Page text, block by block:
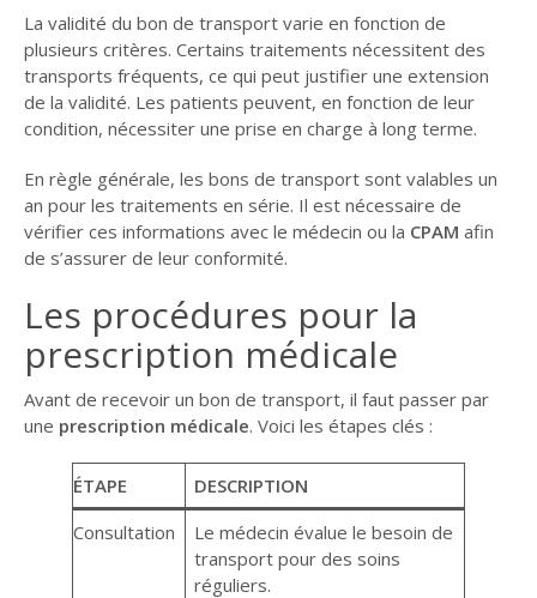
La validité du bon de transport varie en fonction de
plusieurs critères. Certains traitements nécessitent des
transports fréquents, ce qui peut justifier une extension
de la validité. Les patients peuvent, en fonction de leur
condition, nécessiter une prise en charge à long terme.
En règle générale, les bons de transport sont valables un
an pour les traitements en série. Il est nécessaire de
vérifier ces informations avec le médecin ou la CPAM afin
de s’assurer de leur conformité.
Les procédures pour la
prescription médicale
Avant de recevoir un bon de transport, il faut passer par
une prescription médicale. Voici les étapes clés :
ÉTAPE
DESCRIPTION
Consultation
Le médecin évalue le besoin de
transport pour des soins
réguliers.